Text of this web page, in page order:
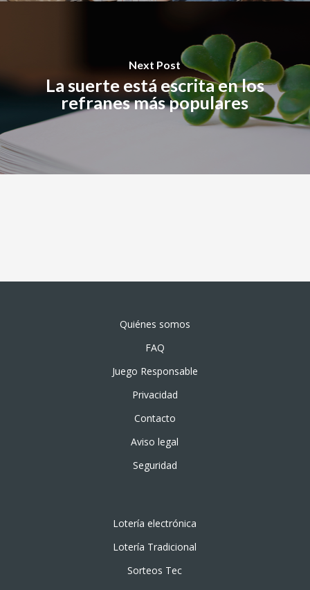
Next Post
La suerte está escrita en los
refranes más populares
Quiénes somos
FAQ
Juego Responsable
Privacidad
Contacto
Aviso legal
Seguridad
Lotería electrónica
Lotería Tradicional
Sorteos Tec